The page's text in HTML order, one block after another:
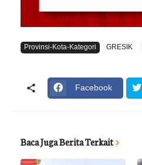
Provinsi-Kota-Kategori GRESIK
Facebook
Baca Juga Berita Terkait